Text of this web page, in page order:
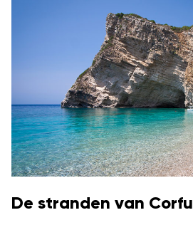
De stranden van Corfu